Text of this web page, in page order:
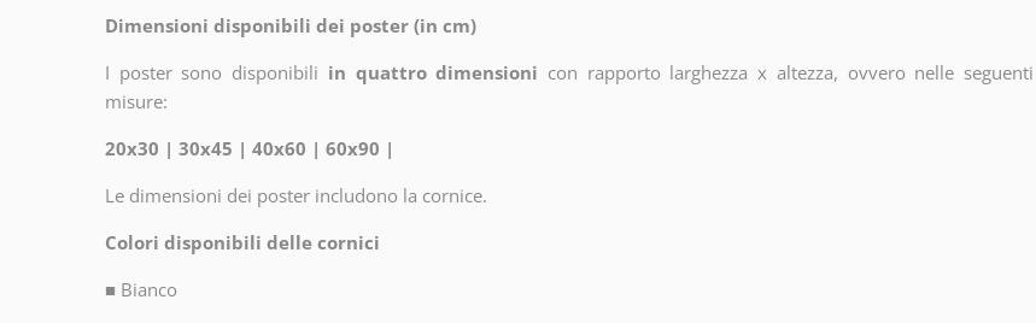
Dimensioni disponibili dei poster (in cm)
I poster sono disponibili in quattro dimensioni con rapporto larghezza x altezza, ovvero nelle seguenti
misure:
20x30 | 30x45 | 40x60 | 60x90 |
Le dimensioni dei poster includono la cornice.
Colori disponibili delle cornici
■ Bianco